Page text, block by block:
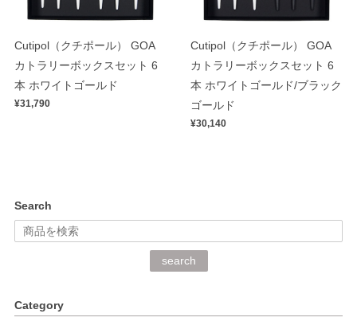
Cutipol（クチポール） GOA
カトラリーボックスセット 6
本 ホワイトゴールド
¥31,790
Cutipol（クチポール） GOA
カトラリーボックスセット 6
本 ホワイトゴールド/ブラック
ゴールド
¥30,140
Search
search
Category